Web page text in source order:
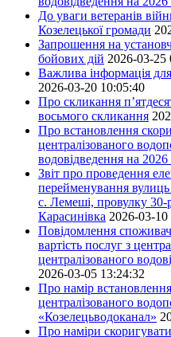
До уваги ветеранів
Козелецької громади
Запрошення на
бойових дій 2026-03-25
Важлива інформація
2026-03-20 10:05:40
Про скликання
восьмого скликання
Про встановлення
централізованого
водовідведення на 2026
Звіт про проведення
перейменування
с. Лемеші, провулку 30-
Карасинівка 2026-03-10
Повідомлення
вартість послуг з
централізованого
2026-03-05 13:24:32
Про намір
централізованого
«Козелецьводоканал»
Про наміри скоригувати